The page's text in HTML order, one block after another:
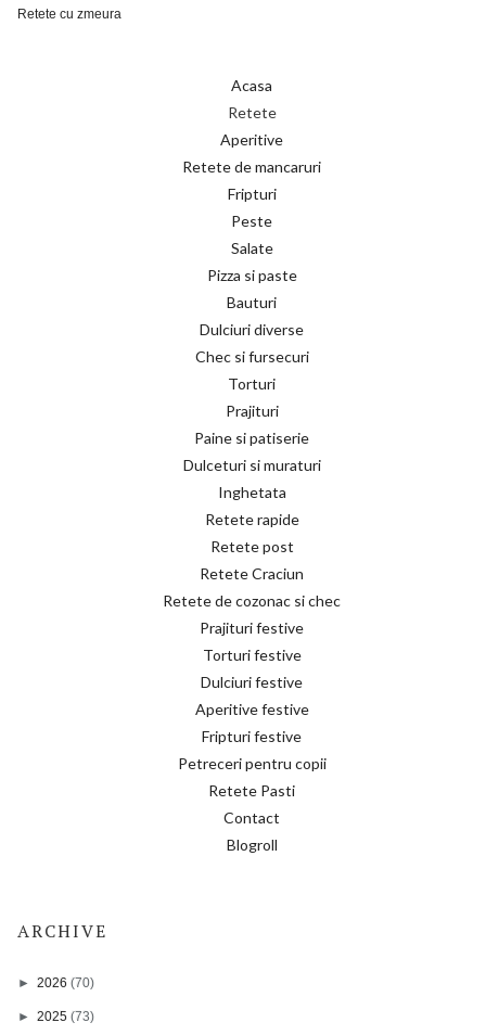
Retete cu zmeura
Acasa
Retete
Aperitive
Retete de mancaruri
Fripturi
Peste
Salate
Pizza si paste
Bauturi
Dulciuri diverse
Chec si fursecuri
Torturi
Prajituri
Paine si patiserie
Dulceturi si muraturi
Inghetata
Retete rapide
Retete post
Retete Craciun
Retete de cozonac si chec
Prajituri festive
Torturi festive
Dulciuri festive
Aperitive festive
Fripturi festive
Petreceri pentru copii
Retete Pasti
Contact
Blogroll
ARCHIVE
► 2026 (70)
► 2025 (73)